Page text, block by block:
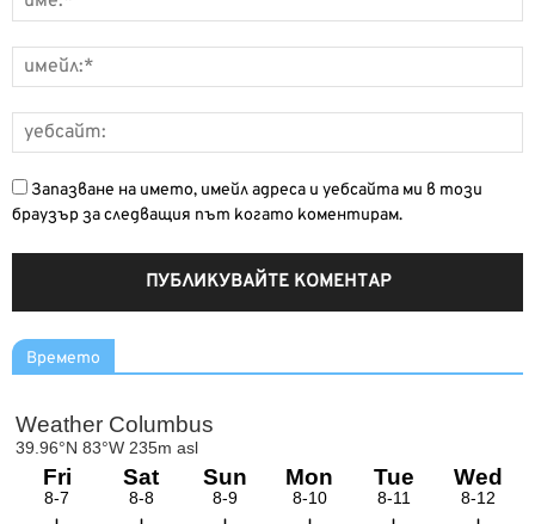
Запазване на името, имейл адреса и уебсайта ми в този
браузър за следващия път когато коментирам.
Времето